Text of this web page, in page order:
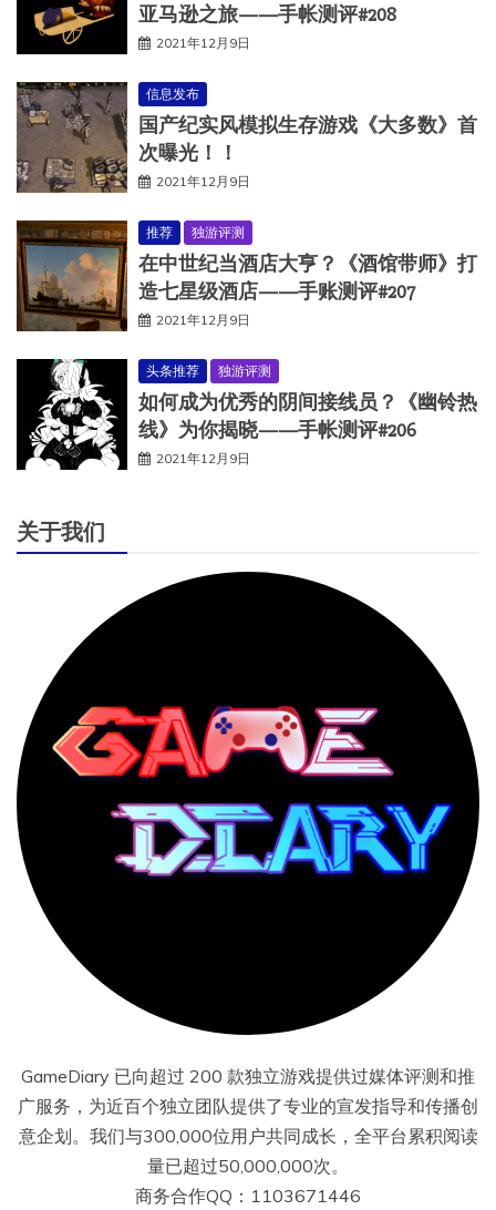
亚马逊之旅——手帐测评#208
2021年12月9日
信息发布
国产纪实风模拟生存游戏《大多数》首
次曝光！！
2021年12月9日
推荐 独游评测
在中世纪当酒店大亨？《酒馆带师》打
造七星级酒店——手账测评#207
2021年12月9日
头条推荐 独游评测
如何成为优秀的阴间接线员？《幽铃热
线》为你揭晓——手帐测评#206
2021年12月9日
关于我们
GameDiary 已向超过 200 款独立游戏提供过媒体评测和推
广服务，为近百个独立团队提供了专业的宣发指导和传播创
意企划。我们与300,000位用户共同成长，全平台累积阅读
量已超过50,000,000次。
商务合作QQ：1103671446